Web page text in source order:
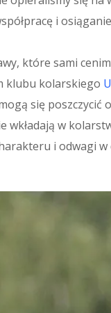
i
które sami
klubu kolarskiego
się
w
i odwagi w